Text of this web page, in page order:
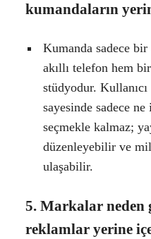
kumandaların
Kumanda sadece
akıllı telefon hem
stüdyodur. Kullanıcı
sayesinde sadece
seçmekle kalmaz;
düzenleyebilir ve
ulaşabilir.
5. Markalar neden
reklamlar yerine